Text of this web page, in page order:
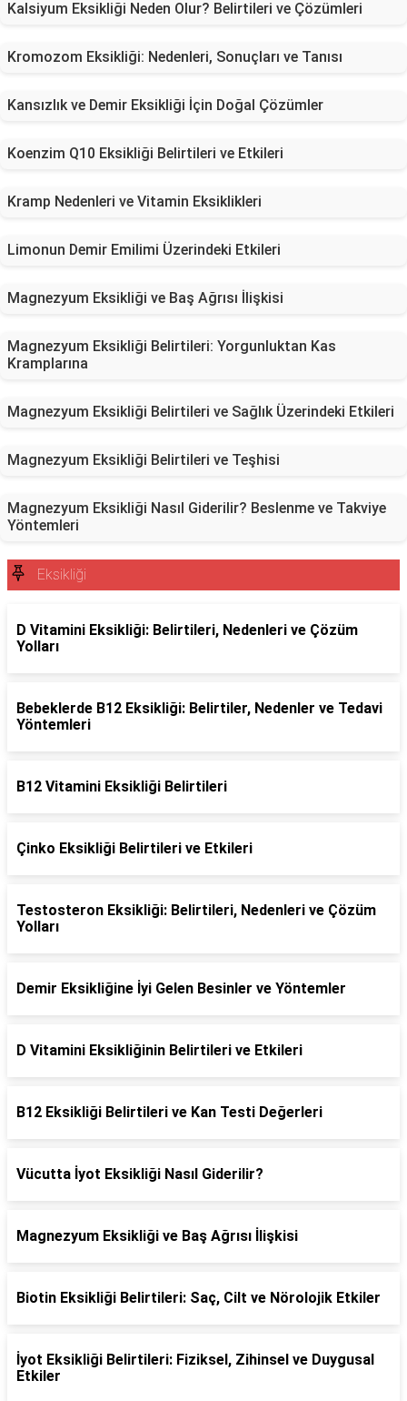
Kalsiyum Eksikliği Neden Olur? Belirtileri ve Çözümleri
Kromozom Eksikliği: Nedenleri, Sonuçları ve Tanısı
Kansızlık ve Demir Eksikliği İçin Doğal Çözümler
Koenzim Q10 Eksikliği Belirtileri ve Etkileri
Kramp Nedenleri ve Vitamin Eksiklikleri
Limonun Demir Emilimi Üzerindeki Etkileri
Magnezyum Eksikliği ve Baş Ağrısı İlişkisi
Magnezyum Eksikliği Belirtileri: Yorgunluktan Kas
Kramplarına
Magnezyum Eksikliği Belirtileri ve Sağlık Üzerindeki Etkileri
Magnezyum Eksikliği Belirtileri ve Teşhisi
Magnezyum Eksikliği Nasıl Giderilir? Beslenme ve Takviye
Yöntemleri
Eksikliği
D Vitamini Eksikliği: Belirtileri, Nedenleri ve Çözüm
Yolları
Bebeklerde B12 Eksikliği: Belirtiler, Nedenler ve Tedavi
Yöntemleri
B12 Vitamini Eksikliği Belirtileri
Çinko Eksikliği Belirtileri ve Etkileri
Testosteron Eksikliği: Belirtileri, Nedenleri ve Çözüm
Yolları
Demir Eksikliğine İyi Gelen Besinler ve Yöntemler
D Vitamini Eksikliğinin Belirtileri ve Etkileri
B12 Eksikliği Belirtileri ve Kan Testi Değerleri
Vücutta İyot Eksikliği Nasıl Giderilir?
Magnezyum Eksikliği ve Baş Ağrısı İlişkisi
Biotin Eksikliği Belirtileri: Saç, Cilt ve Nörolojik Etkiler
İyot Eksikliği Belirtileri: Fiziksel, Zihinsel ve Duygusal
Etkiler